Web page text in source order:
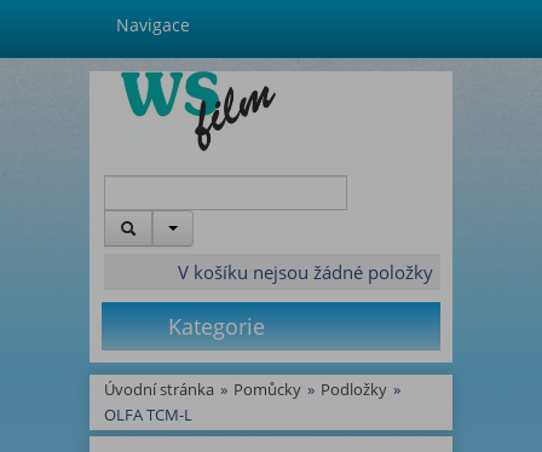
Navigace
V košíku nejsou žádné položky
Kategorie
Úvodní stránka » Pomůcky » Podložky »
OLFA TCM-L